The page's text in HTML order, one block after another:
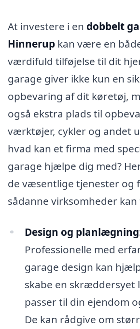
At investere i en dobbelt
Hinnerup kan være en
værdifuld tilføjelse til dit
garage giver ikke kun en
opbevaring af dit køretøj,
også ekstra plads til
værktøjer, cykler og andet
hvad kan et firma med
garage hjælpe dig med?
de væsentlige tjenester og
sådanne virksomheder
Design og
Professionelle med
garage design kan
skabe en skræddersyet
passer til din ejendom
De kan rådgive om